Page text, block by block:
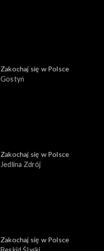
Zakochaj się w Polsce
Gostyń
Zakochaj się w Polsce
Jedlina Zdrój
Zakochaj się w Polsce